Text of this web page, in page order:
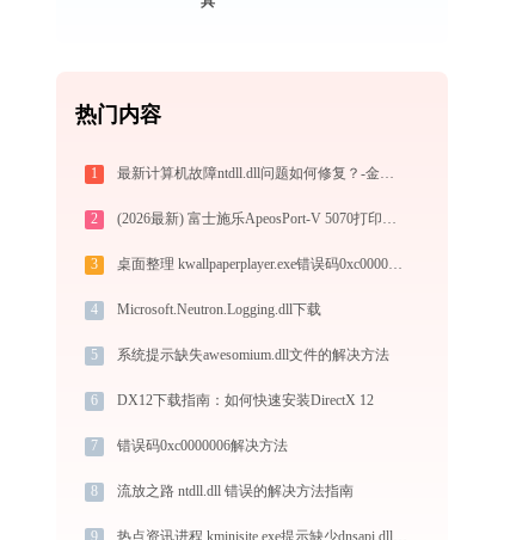
热门内容
1 最新计算机故障ntdll.dll问题如何修复？-金山毒霸
2 (2026最新) 富士施乐ApeosPort-V 5070打印机连接问题解决方法 - 金山毒霸
3 桌面整理 kwallpaperplayer.exe错误码0xc0000094处理办法
4 Microsoft.Neutron.Logging.dll下载
5 系统提示缺失awesomium.dll文件的解决方法
6 DX12下载指南：如何快速安装DirectX 12
7 错误码0xc0000006解决方法
8 流放之路 ntdll.dll 错误的解决方法指南
9 热点资讯进程 kminisite.exe提示缺少dnsapi.dll文件的解决办法